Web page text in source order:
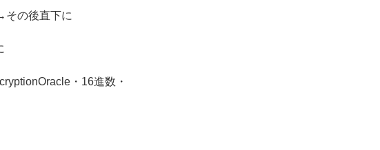
その後直下に
・16進数・